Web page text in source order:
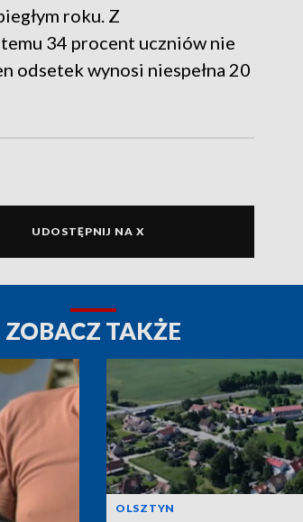
roku. Z
34 procent uczniów nie
odsetek wynosi niespełna 20
UDOSTĘPNIJ NA X
ZOBACZ TAKŻE
OLSZTYN